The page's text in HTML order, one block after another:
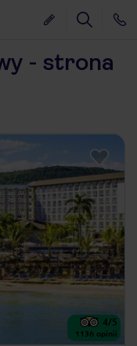
- strona
4/5
1136 opinii